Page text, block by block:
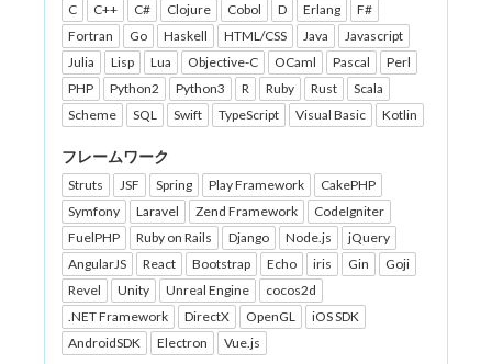
C C++ C# Clojure Cobol D Erlang
F#
Fortran
Go Haskell HTML/CSS Java
Javascript
Julia
Lisp Lua Objective-C OCaml Pascal
Perl
PHP
Python2 Python3 R Ruby Rust
Scala
Scheme
SQL Swift TypeScript Visual Basic Kotlin
フレームワーク
Struts JSF Spring Play Framework
CakePHP
Symfony
Laravel Zend Framework
CodeIgniter
FuelPHP
Ruby on Rails Django Node.js
jQuery
AngularJS
React Bootstrap Echo iris Gin
Goji
Revel
Unity Unreal Engine
cocos2d
.NET Framework
DirectX OpenGL
iOS SDK
AndroidSDK
Electron Vue.js